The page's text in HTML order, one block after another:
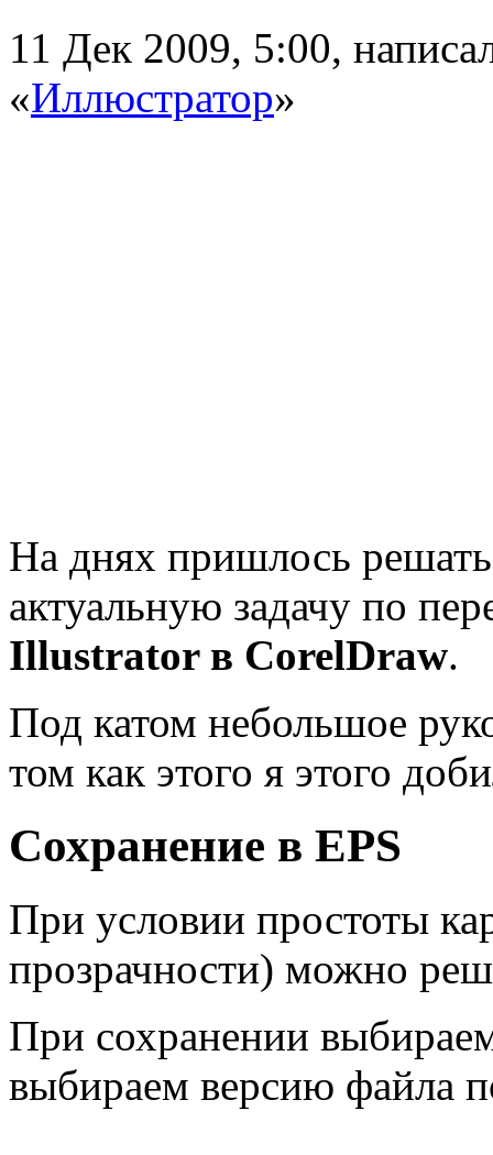
11 Дек 2009, 5:00,
«Иллюстратор»
На днях пришлось
актуальную задачу по
Illustrator в CorelDraw.
Под катом небольшое
том как этого я этого
Сохранение в EPS
При условии простоты
прозрачности) можно
При сохранении
выбираем версию файла